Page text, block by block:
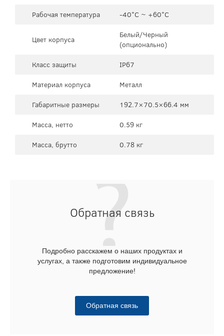
Рабочая температура
-40°C ~ +60°C
Цвет корпуса
Белый/Черный
(опционально)
Класс защиты
IP67
Материал корпуса
Металл
Габаритные размеры
192.7×70.5×66.4 мм
Масса, нетто
0.59 кг
Масса, брутто
0.78 кг
Обратная связь
Подробно расскажем о наших продуктах и
услугах, а также подготовим индивидуальное
предложение!
Обратная связь